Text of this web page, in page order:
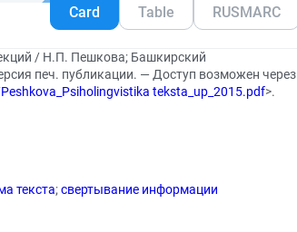
Card Table RUSMARC
/ Н.П. Пешкова; Башкирский
печ. публикации. — Доступ возможен через
teksta_up_2015.pdf>.
текста;свертывание информации